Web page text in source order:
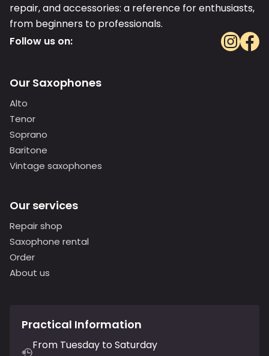
repair, and accessories: a reference for enthusiasts,
from beginners to professionals.
Follow us on:
Our Saxophones
Alto
Tenor
Soprano
Baritone
Vintage saxophones
Our services
Repair shop
Saxophone rental
Order
About us
Practical Information
From Tuesday to Saturday